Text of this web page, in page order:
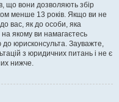
що вони дозволяють збір
менше 13 років. Якщо ви не
вас, як до особи, яка
якому ви намагаєтесь
до юрисконсульта. Зауважте,
з юридичних питань і не є
нижче.